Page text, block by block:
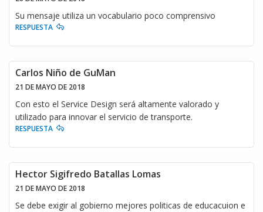
Su mensaje utiliza un vocabulario poco comprensivo
RESPUESTA
Carlos Niño de GuMan
21 DE MAYO DE 2018
Con esto el Service Design será altamente valorado y
utilizado para innovar el servicio de transporte.
RESPUESTA
Hector Sigifredo Batallas Lomas
21 DE MAYO DE 2018
Se debe exigir al gobierno mejores politicas de educacuion e